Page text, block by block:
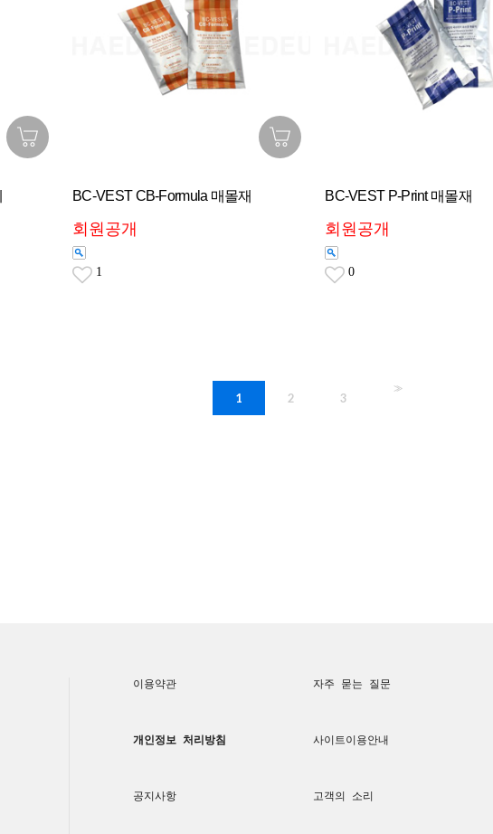
BC-VEST CB-Formula 매몰재
회원공개
1
BC-VEST P-Print 매몰재
회원공개
0
1 2 3
>>
이용약관 자주 묻는 질문
개인정보 처리방침 사이트이용안내
공지사항 고객의 소리